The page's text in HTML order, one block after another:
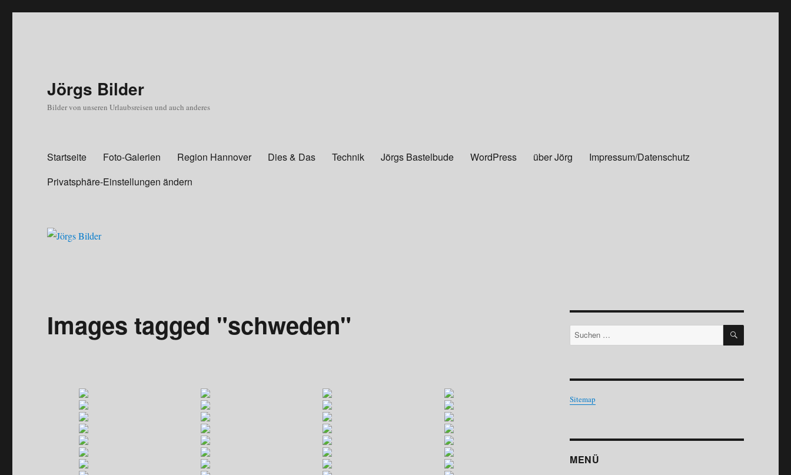
Jörgs Bilder
Bilder von unseren Urlaubsreisen und auch anderes
Startseite Foto-Galerien Region Hannover Dies & Das Technik Jörgs Bastelbude WordPress über Jörg
Impressum/Datenschutz
Privatsphäre-Einstellungen ändern
Images tagged "schweden"
Suchen
nach:
SUCHEN
Sitemap
MENÜ